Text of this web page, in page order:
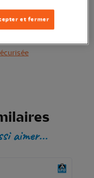
aimer...
et fermer